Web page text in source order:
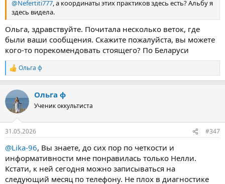
@Nefertiti777, а координаты этих практиков здесь есть? Альбу я
здесь видела.
Ольга, здравствуйте. Почитала несколько веток, где
были ваши сообщения. Скажите пожалуйста, вы можете
кого-то порекомендовать стоящего? По Беларуси
Р
е
к
и
Ольга ф
Ольга ф
Ученик оккультиста
31.05.2026 #347
@Lika-96, Вы знаете, до сих пор по четкости и
информативности мне понравилась только Нелли.
Кстати, к ней сегодня можно записываться на
следующий месяц по телефону. Не плох в диагностике